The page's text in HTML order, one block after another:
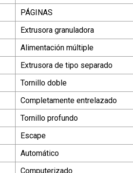
PÁGINAS
Extrusora granuladora
Alimentación múltiple
Extrusora de tipo separado
Tornillo doble
Completamente entrelazado
Tornillo profundo
Escape
Automático
Computerizado